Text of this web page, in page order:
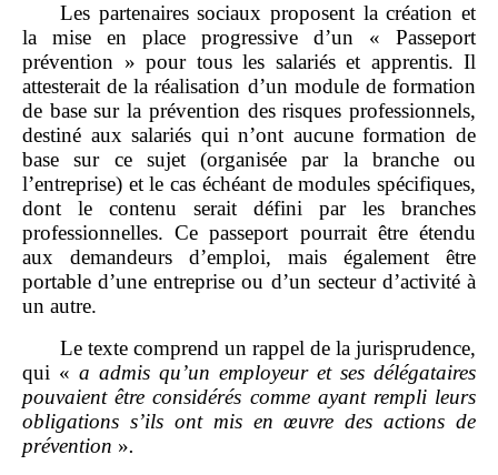
Les partenaires sociaux proposent la création et
la mise en place progressive d’un « Passeport
prévention » pour tous les salariés et apprentis. Il
attesterait de la réalisation d’un module de formation
de base sur la prévention des risques professionnels,
destiné aux salariés qui n’ont aucune formation de
base sur ce sujet (organisée par la branche ou
l’entreprise) et le cas échéant de modules spécifiques,
dont le contenu serait défini par les branches
professionnelles. Ce passeport pourrait être étendu
aux demandeurs d’emploi, mais également être
portable d’une entreprise ou d’un secteur d’activité à
un autre.
Le texte comprend un rappel de la jurisprudence,
qui « a admis qu’un employeur et ses délégataires
pouvaient être considérés comme ayant rempli leurs
obligations s’ils ont mis en œuvre des actions de
prévention ».